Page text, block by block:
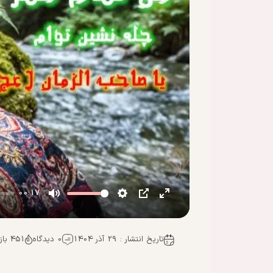
00:17
تاریخ انتشار : 29 آذر 1404 0 دیدگاه 451 بازدید